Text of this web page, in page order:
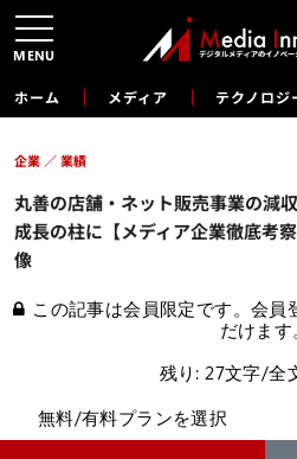
ホーム メディア テクノロジ
丸善の店舗・ネット販売事業の減
成長の柱に【メディア企業徹底考
像
企業 業績
この記事は会員限定です。会員
だけます
残り: 27文字/全
無料/有料プランを選択
MENU